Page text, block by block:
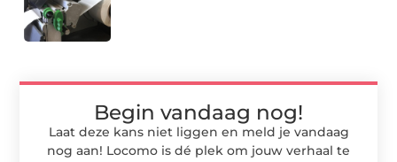
Begin vandaag nog!
Laat deze kans niet liggen en meld je vandaag
nog aan! Locomo is dé plek om jouw verhaal te